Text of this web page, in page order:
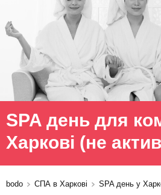
SPA день для
Харкові (не
bodo СПА в Харкові SPA день у